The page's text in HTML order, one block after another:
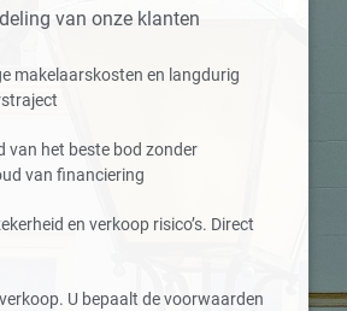
van onze klanten
makelaarskosten en langdurig
van het beste bod zonder
van financiering
en verkoop risico’s. Direct
U bepaalt de voorwaarden